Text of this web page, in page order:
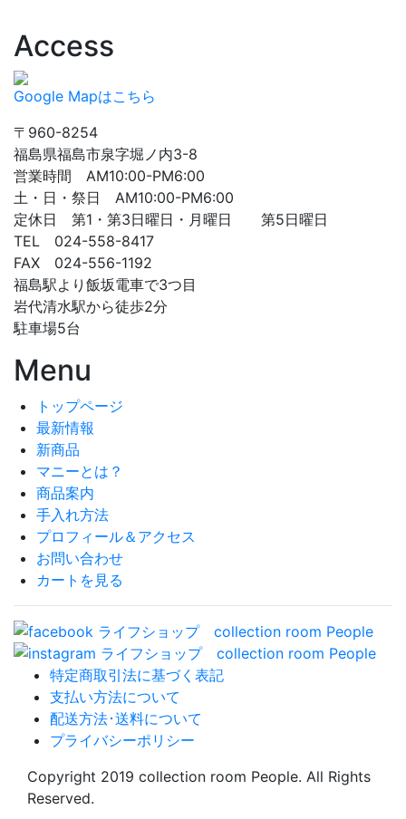
Access
Google Mapはこちら
〒960-8254
福島県福島市泉字堀ノ内3-8
営業時間 AM10:00-PM6:00
土・日・祭日 AM10:00-PM6:00
定休日 第1・第3日曜日・月曜日 第5日曜日
TEL 024-558-8417
FAX 024-556-1192
福島駅より飯坂電車で3つ目
岩代清水駅から徒歩2分
駐車場5台
Menu
トップページ
最新情報
新商品
マニーとは？
商品案内
手入れ方法
プロフィール＆アクセス
お問い合わせ
カートを見る
特定商取引法に基づく表記
支払い方法について
配送方法･送料について
プライバシーポリシー
Copyright 2019 collection room People. All Rights
Reserved.